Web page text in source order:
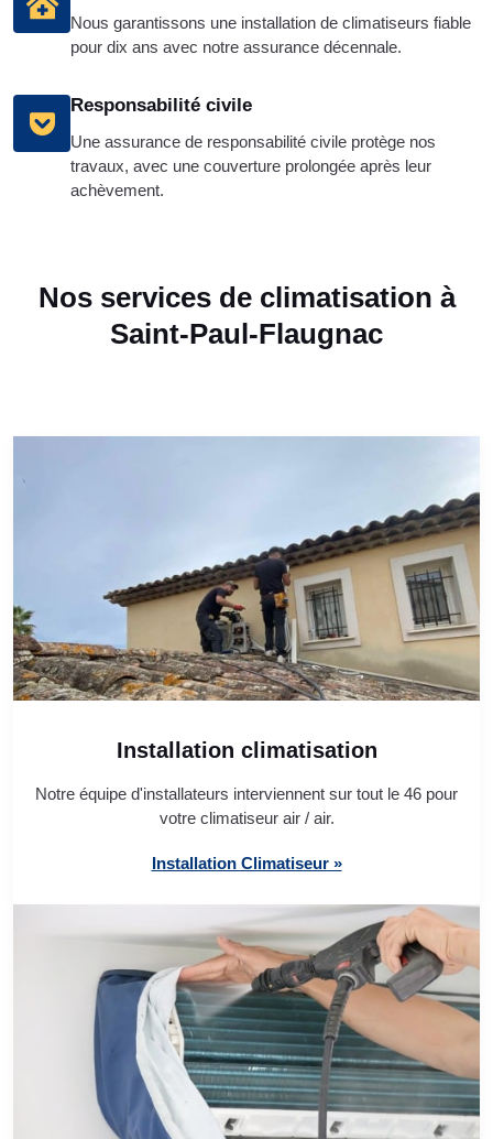
Nous garantissons une installation de climatiseurs fiable
pour dix ans avec notre assurance décennale.
Responsabilité civile
Une assurance de responsabilité civile protège nos
travaux, avec une couverture prolongée après leur
achèvement.
Nos services de climatisation à
Saint-Paul-Flaugnac
Installation climatisation
Notre équipe d'installateurs interviennent sur tout le 46 pour
votre climatiseur air / air.
Installation Climatiseur »